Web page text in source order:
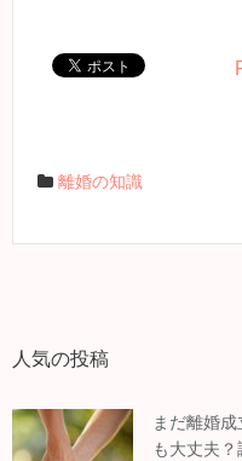
離婚の知識
人気の投稿
まだ離婚
も大丈夫